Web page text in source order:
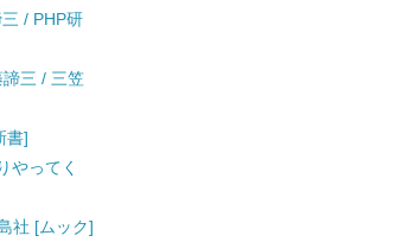
/ PHP研
三 / 三笠
書]
やってく
社 [ムック]